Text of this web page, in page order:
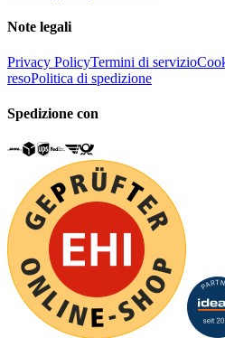
Note legali
Privacy PolicyTermini di servizio
resoPolitica di spedizione
Spedizione con